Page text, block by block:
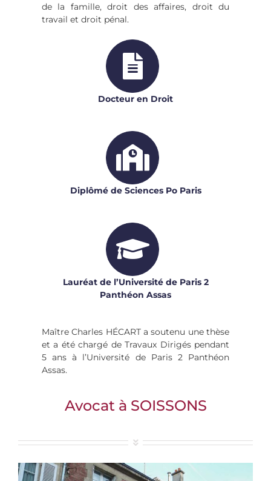
de la famille, droit des affaires, droit du
travail et droit pénal.
Docteur en Droit
Diplômé de Sciences Po Paris
Lauréat de l’Université de Paris 2
Panthéon Assas
Maître Charles HÉCART a soutenu une thèse
et a été chargé de Travaux Dirigés pendant
5 ans à l’Université de Paris 2 Panthéon
Assas.
Avocat à SOISSONS